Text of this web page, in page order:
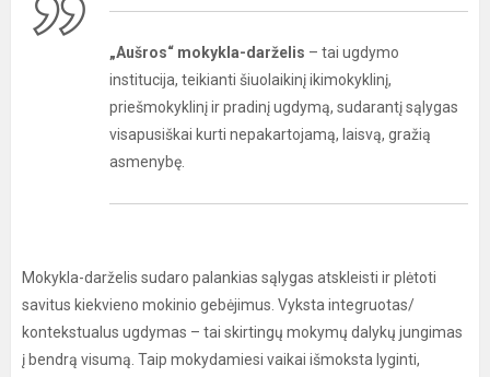
„Aušros“ mokykla-darželis – tai ugdymo
institucija, teikianti šiuolaikinį ikimokyklinį,
priešmokyklinį ir pradinį ugdymą, sudarantį sąlygas
visapusiškai kurti nepakartojamą, laisvą, gražią
asmenybę.
Mokykla-darželis sudaro palankias sąlygas atskleisti ir plėtoti
savitus kiekvieno mokinio gebėjimus. Vyksta integruotas/
kontekstualus ugdymas – tai skirtingų mokymų dalykų jungimas
į bendrą visumą. Taip mokydamiesi vaikai išmoksta lyginti,